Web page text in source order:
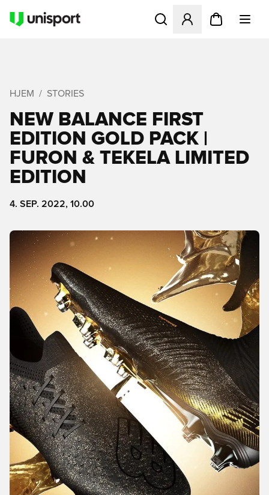
Åbner en Modal til at
HJEM STORIES
NEW BALANCE FIRST
EDITION GOLD PACK |
FURON & TEKELA LIMITED
EDITION
4. SEP. 2022, 10.00